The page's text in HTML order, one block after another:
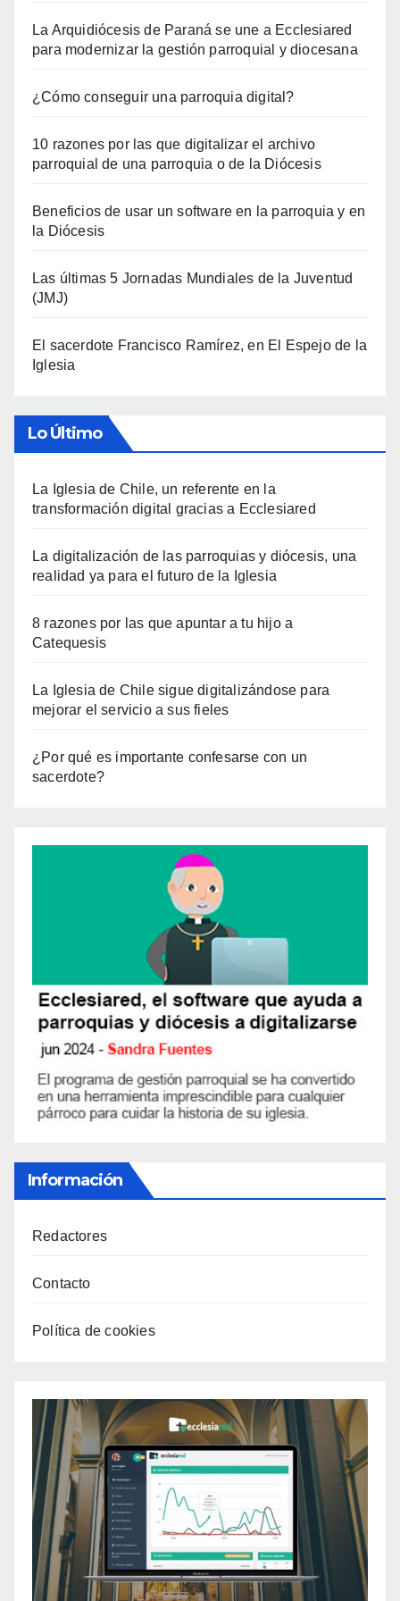
La Arquidiócesis de Paraná se une a Ecclesiared
para modernizar la gestión parroquial y diocesana
¿Cómo conseguir una parroquia digital?
10 razones por las que digitalizar el archivo
parroquial de una parroquia o de la Diócesis
Beneficios de usar un software en la parroquia y en
la Diócesis
Las últimas 5 Jornadas Mundiales de la Juventud
(JMJ)
El sacerdote Francisco Ramírez, en El Espejo de la
Iglesia
Lo Último
La Iglesia de Chile, un referente en la
transformación digital gracias a Ecclesiared
La digitalización de las parroquias y diócesis, una
realidad ya para el futuro de la Iglesia
8 razones por las que apuntar a tu hijo a
Catequesis
La Iglesia de Chile sigue digitalizándose para
mejorar el servicio a sus fieles
¿Por qué es importante confesarse con un
sacerdote?
Información
Redactores
Contacto
Política de cookies